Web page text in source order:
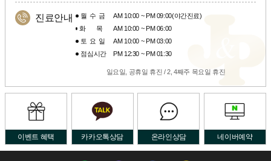
진료안내 월수금
AM 10:00 ~ PM 09:00(야간진료)
화목 AM 10:00 ~ PM 06:00
토요일
AM 10:00 ~ PM 03:00
점심시간
PM 12:30 ~ PM 01:30
일요일, 공휴일 휴진 / 2, 4째주 목요일 휴진
이벤트 혜택 카카오톡상담 온라인상담 네이버예약